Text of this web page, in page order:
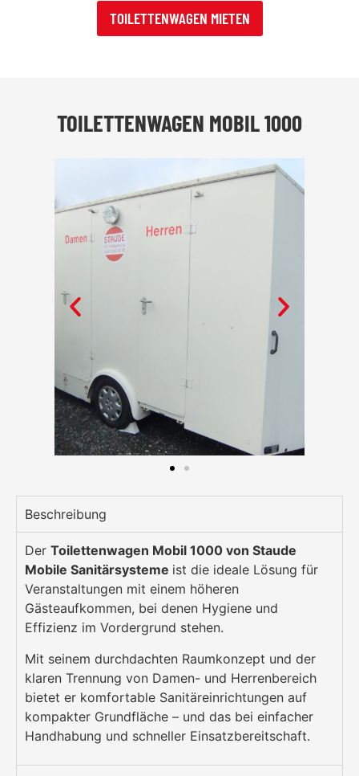
TOILETTENWAGEN MIETEN
TOILETTENWAGEN MOBIL 1000
Beschreibung
Der Toilettenwagen Mobil 1000 von Staude
Mobile Sanitärsysteme ist die ideale Lösung für
Veranstaltungen mit einem höheren
Gästeaufkommen, bei denen Hygiene und
Effizienz im Vordergrund stehen.
Mit seinem durchdachten Raumkonzept und der
klaren Trennung von Damen- und Herrenbereich
bietet er komfortable Sanitäreinrichtungen auf
kompakter Grundfläche – und das bei einfacher
Handhabung und schneller Einsatzbereitschaft.